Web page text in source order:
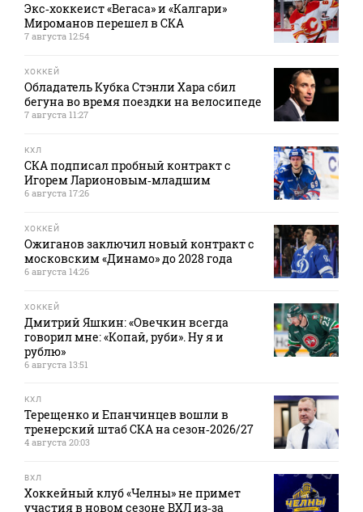
Экс‑хоккеист «Вегаса» и «Калгари»
Мироманов перешел в СКА
7 августа 12:54
ХОККЕЙ
Обладатель Кубка Стэнли Хара сбил
бегуна во время поездки на велосипеде
7 августа 11:27
КХЛ
СКА подписал пробный контракт с
Игорем Ларионовым‑младшим
6 августа 17:26
ХОККЕЙ
Ожиганов заключил новый контракт с
московским «Динамо» до 2028 года
6 августа 14:26
ХОККЕЙ
Дмитрий Яшкин: «Овечкин всегда
говорил мне: «Копай, руби». Ну я и
рублю»
6 августа 13:51
КХЛ
Терещенко и Епанчинцев вошли в
тренерский штаб СКА на сезон‑2026/27
4 августа 20:03
ВХЛ
Хоккейный клуб «Челны» не примет
участия в новом сезоне ВХЛ из‑за